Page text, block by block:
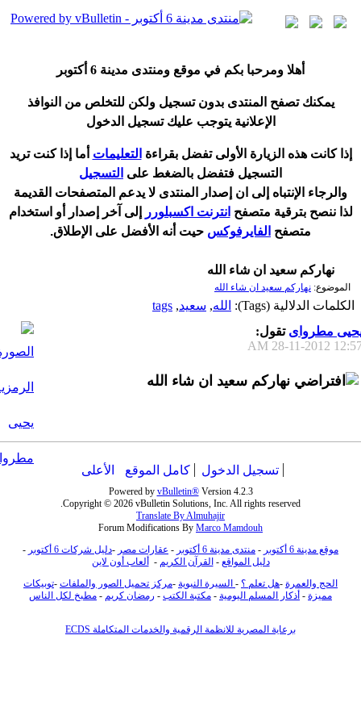
هلا ومرحبا بكم في موقع ومنتدى مدينة 6 أكتوبر
يمكنك تصفح المنتدى بدون تسجيل ولكن للتخلص من النوافذ
الإعلانية يتوجب عليك تسجيل الدخول
إذا كانت هذه الزيارة الأولى تفضل بقراءة التعليمات ما إذا كنت تريد
التسجيل فتفضل بالضغط على التسجيل
والرجاء الإنتباه إلى ان إصدار المنتدى لا يدعم المتصفحات القديمة
لذا ننصح بترقية متصفح انترنت اكسبلورر إلى آخر إصدار أو استخدام
متصفح الفايرفوكس حيت نه الأفضل على الإطلاق.
نهاركم سعيد ان شاء الله
الموضوع: نهاركم سعيد ان شاء الله
الكلمات الدلالية (Tags): الله, سعيد,
tags
مطرواى تقول:
28-11-2012 12:57
نهاركم سعيد ان شاء الله
تسجيل الدخول كامل الموقع الأعلى
Powered by vBulletin®Version 4.2.3
Copyright © 2026 vBulletin Solutions, Inc. All rights reserved.
Translate By Almuhajir
Forum Modifications By Marco Mamdouh
موقع مدينة 6 أكتوبر
- منتدى مدينة 6 أكتوبر - عقارات مصر -دليل شركات 6 أكتوبر
-
دليل المواقع - القرآن الكريم -
ألعاب أون لاين
الحج والعمرة -هل تعلم ؟ - السيرة النبوية -مركز تحميل الصور والملفات -توبيكات
مميزة - أذكار المسلم اليومية - مكتبة الكتب - رمضان كريم - مطبخ لكل الناس
برعاية المصرية للانظمة الرقمية والخدمات المتكاملة ECDS